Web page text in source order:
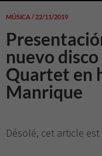
MÚSICA / 22/11/2019
nuevo
Quartet en
Manrique
Désolé, cet article